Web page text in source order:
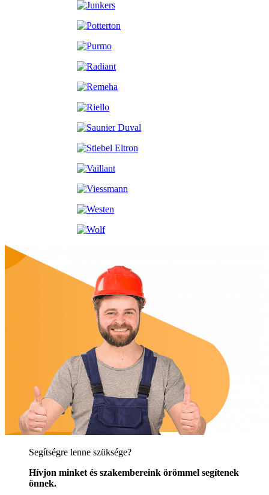
Segítségre lenne szüksége?
Hívjon minket és szakembereink örömmel segítenek
önnek.